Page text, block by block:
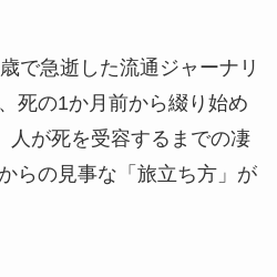
で急逝した流通ジャーナリ
死の1か月前から綴り始め
人が死を受容するまでの凄
らの見事な「旅立ち方」が